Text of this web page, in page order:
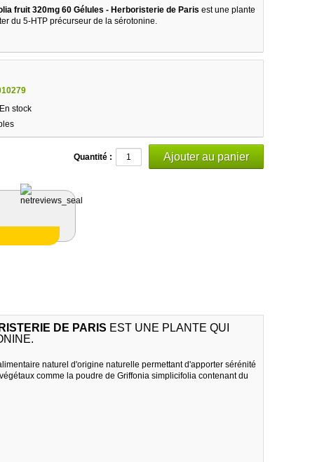
fruit 320mg 60 Gélules - Herboristerie de Paris est une plante
du 5-HTP précurseur de la sérotonine.
En stock
Quantité :
DE PARIS EST UNE PLANTE QUI
naturel d'origine naturelle permettant d'apporter sérénité
comme la poudre de Griffonia simplicifolia contenant du